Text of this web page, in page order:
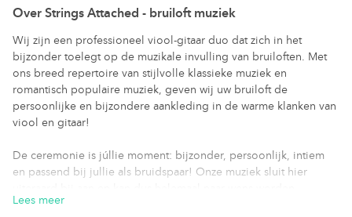
Attached
bruiloft
muziek
Over Strings Attached - bruiloft muziek
Wij zijn een professioneel viool-gitaar duo dat zich in het
bijzonder toelegt op de muzikale invulling van bruiloften. Met
ons breed repertoire van stijlvolle klassieke muziek en
romantisch populaire muziek, geven wij uw bruiloft de
persoonlijke en bijzondere aankleding in de warme klanken van
viool en gitaar!
De ceremonie is júllie moment: bijzonder, persoonlijk, intiem
en passend bij jullie als bruidspaar! Onze muziek sluit hier
samengesteld. Zo ontstaat er een onvergetelijk en uniek
Lees meer